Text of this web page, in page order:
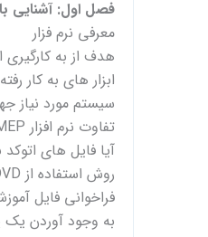
فصل اول: آشنایی با
معرفی نرم فزار
هدف از به کارگیری
ابزار های به کار
سیستم مورد نیاز
تفاوت نرم افزار Revit MEP و Autocad MEP
آیا فایل های اتوکد
روش استفاده از DVD همراه کتاب
فراخوانی فایل
به وجود آوردن یک